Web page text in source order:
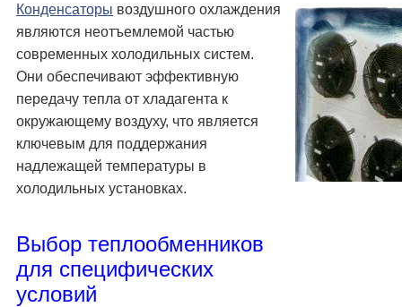
Конденсаторы воздушного охлаждения
являются неотъемлемой частью
современных холодильных систем.
Они обеспечивают эффективную
передачу тепла от хладагента к
окружающему воздуху, что является
ключевым для поддержания
надлежащей температуры в
холодильных установках.
Выбор теплообменников
для специфических
условий